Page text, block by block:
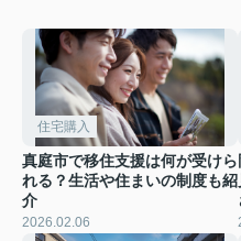
住宅購入
真庭市で移住支援は何が受けら
れる？生活や住まいの制度も紹
介
2026.02.06